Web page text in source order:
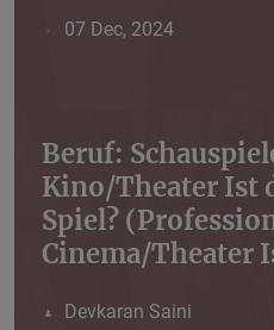
07 Dec, 2024
Beruf:
Kino/Theater Ist
Spiel?
Cinema/Theater
Devkaran Saini